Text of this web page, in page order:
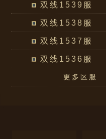
双线1539服
双线1538服
双线1537服
双线1536服
更多区服